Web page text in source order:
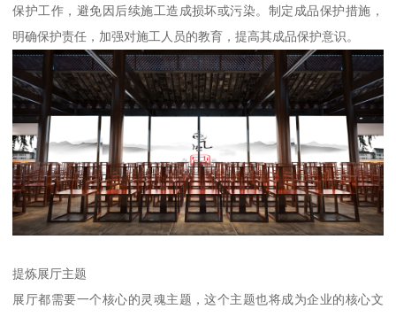
保护工作，避免因后续施工造成损坏或污染。制定成品保护措施，
明确保护责任，加强对施工人员的教育，提高其成品保护意识。
提炼展厅主题
展厅都需要一个核心的灵魂主题，这个主题也将成为企业的核心文